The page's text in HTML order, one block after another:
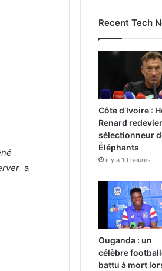
a
Recent Tech
Côte d’Ivoire :
Renard
sélectionneur
Éléphants
il y a 10 heures
Ouganda : un
célèbre
battu à mort